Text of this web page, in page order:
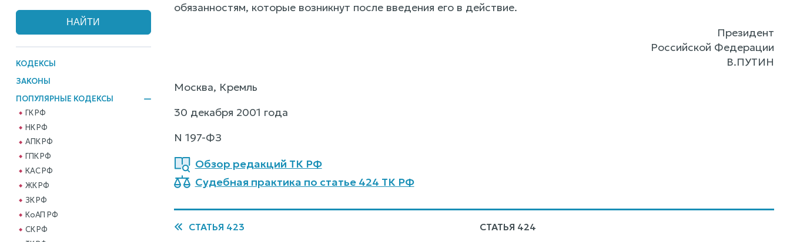
КОДЕКСЫ
ЗАКОНЫ
ПОПУЛЯРНЫЕ КОДЕКСЫ
ГК РФ
НК РФ
АПК РФ
ГПК РФ
КАС РФ
ЖК РФ
ЗК РФ
КоАП РФ
СК РФ
обязанностям, которые возникнут после введения его в действие.
Президент
Российской Федерации
В.ПУТИН
Москва, Кремль
30 декабря 2001 года
N 197-ФЗ
Обзор редакций ТК РФ
Судебная практика по статье 424 ТК РФ
СТАТЬЯ 423 СТАТЬЯ 424